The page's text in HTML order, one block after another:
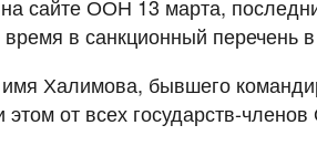
сайте ООН 13 марта,
в санкционный перечень
Халимова, бывшего
от всех государств-